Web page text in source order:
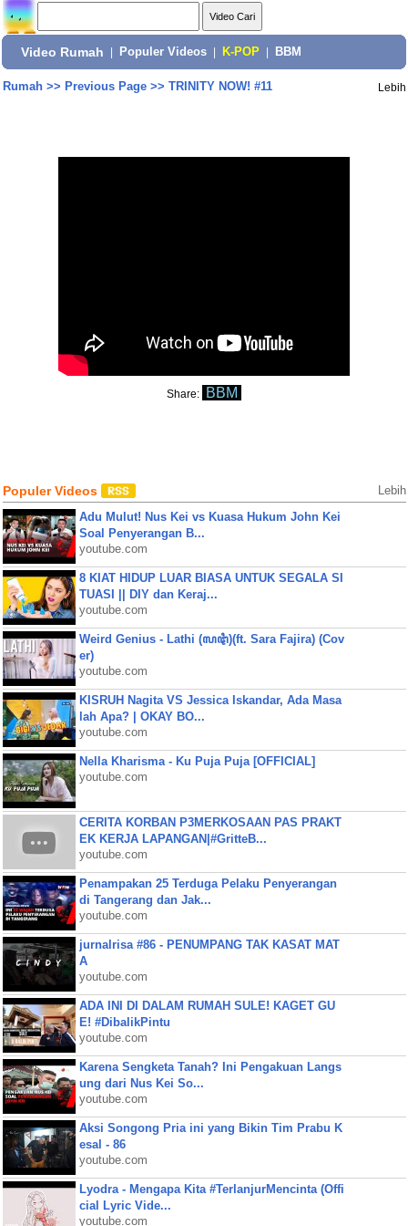
Video Rumah Populer Videos K-POP BBM
Rumah>> Previous Page>> TRINITY NOW! #11 Lebih
Share: BBM
Populer Videos Lebih
Adu Mulut! Nus Kei vs Kuasa Hukum John Kei
Soal Penyerangan B...
youtube.com
8 KIAT HIDUP LUAR BIASA UNTUK SEGALA SI
TUASI || DIY dan Keraj...
youtube.com
Weird Genius - Lathi (ꦭꦛꦶ)(ft. Sara Fajira) (Cov
er)
youtube.com
KISRUH Nagita VS Jessica Iskandar, Ada Masa
lah Apa? | OKAY BO...
youtube.com
Nella Kharisma - Ku Puja Puja [OFFICIAL]
youtube.com
CERITA KORBAN P3MERKOSAAN PAS PRAKT
EK KERJA LAPANGAN|#GritteB...
youtube.com
Penampakan 25 Terduga Pelaku Penyerangan
di Tangerang dan Jak...
youtube.com
jurnalrisa #86 - PENUMPANG TAK KASAT MAT
A
youtube.com
ADA INI DI DALAM RUMAH SULE! KAGET GU
E! #DibalikPintu
youtube.com
Karena Sengketa Tanah? Ini Pengakuan Langs
ung dari Nus Kei So...
youtube.com
Aksi Songong Pria ini yang Bikin Tim Prabu K
esal - 86
youtube.com
Lyodra - Mengapa Kita #TerlanjurMencinta (Offi
cial Lyric Vide...
youtube.com